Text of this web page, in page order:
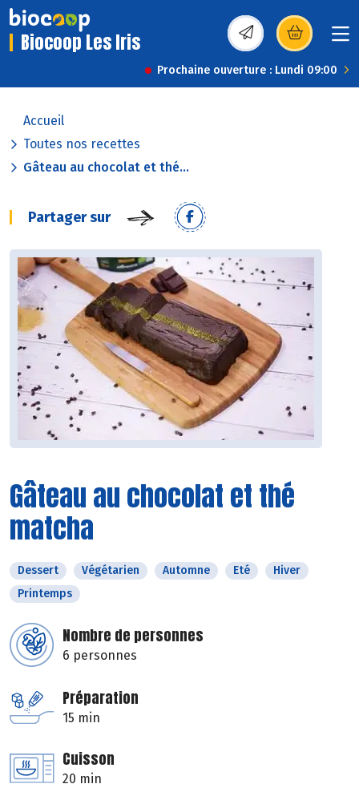
Biocoop Les Iris (s’ouvre dans une
Prochaine ouverture : Lundi 09:00
Accueil
Toutes nos recettes
Gâteau au chocolat et thé...
Partager sur
Gâteau au chocolat et thé
matcha
Dessert Végétarien Automne Eté
Hiver
Printemps
Nombre de personnes
6 personnes
Préparation
15 min
Cuisson
20 min